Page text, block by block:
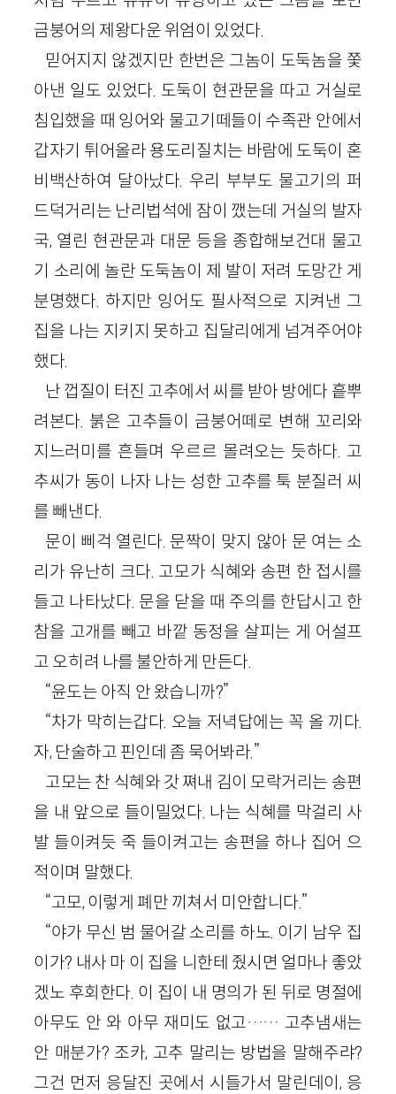
금붕어의 제왕다운 위엄이 있었다.
믿어지지 않겠지만 한번은 그놈이 도둑놈을 쫓
아낸 일도 있었다. 도둑이 현관문을 따고 거실로
침입했을 때 잉어와 물고기떼들이 수족관 안에서
갑자기 튀어올라 용도리질치는 바람에 도둑이 혼
비백산하여 달아났다. 우리 부부도 물고기의 퍼
드덕거리는 난리법석에 잠이 깼는데 거실의 발자
국, 열린 현관문과 대문 등을 종합해보건대 물고
기 소리에 놀란 도둑놈이 제 발이 저려 도망간 게
분명했다. 하지만 잉어도 필사적으로 지켜낸 그
집을 나는 지키지 못하고 집달리에게 넘겨주어야
했다.
난 껍질이 터진 고추에서 씨를 받아 방에다 흩뿌
려본다. 붉은 고추들이 금붕어떼로 변해 꼬리와
지느러미를 흔들며 우르르 몰려오는 듯하다. 고
추씨가 동이 나자 나는 성한 고추를 툭 분질러 씨
를 빼낸다.
문이 삐걱 열린다. 문짝이 맞지 않아 문 여는 소
리가 유난히 크다. 고모가 식혜와 송편 한 접시를
들고 나타났다. 문을 닫을 때 주의를 한답시고 한
참을 고개를 빼고 바깥 동정을 살피는 게 어설프
고 오히려 나를 불안하게 만든다.
“윤도는 아직 안 왔습니까?”
“차가 막히는갑다. 오늘 저녁답에는 꼭 올 끼다.
자, 단술하고 핀인데 좀 묵어봐라.”
고모는 찬 식혜와 갓 쪄내 김이 모락거리는 송편
을 내 앞으로 들이밀었다. 나는 식혜를 막걸리 사
발 들이켜듯 죽 들이켜고는 송편을 하나 집어 으
적이며 말했다.
“고모, 이렇게 폐만 끼쳐서 미안합니다.”
“야가 무신 범 물어갈 소리를 하노. 이기 남우 집
이가? 내사 마 이 집을 니한테 줬시면 얼마나 좋았
겠노 후회한다. 이 집이 내 명의가 된 뒤로 명절에
아무도 안 와 아무 재미도 없고…… 고추냄새는
안 매분가? 조카, 고추 말리는 방법을 말해주랴?
그건 먼저 응달진 곳에서 시들가서 말린데이, 응